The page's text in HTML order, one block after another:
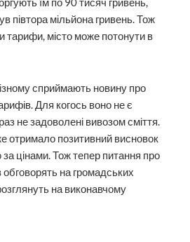
їм по 90 тисяч гривень,
півтора мільйона гривень. Тож
тарифи, місто може потонути в
сприймають новину про
Для когось воно не є
не задоволені вивозом сміття.
отримало позитивний висновок
за цінами. Тож тепер питання про
на громадських
на виконавчому